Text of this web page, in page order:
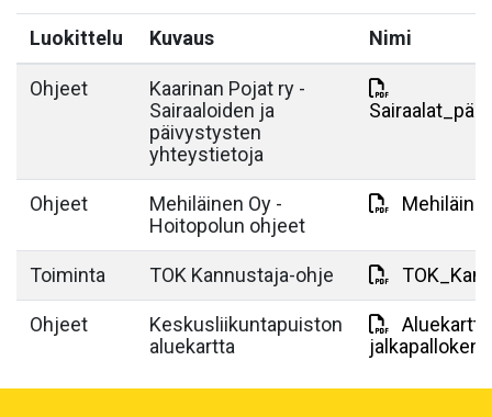
Luokittelu Kuvaus Nimi
Ohjeet
Kaarinan Pojat ry -
Sairaaloiden ja
päivystysten
yhteystietoja
Ohjeet
Mehiläinen Oy -
Hoitopolun ohjeet
Toiminta TOK Kannustaja-ohje
Ohjeet
Keskusliikuntapuiston
aluekartta